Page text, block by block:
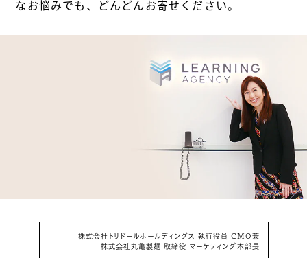
なお悩みでも、どんどんお寄せください。
株式会社トリドールホールディングス 執行役員 CMO兼
株式会社丸亀製麺 取締役 マーケティング本部長